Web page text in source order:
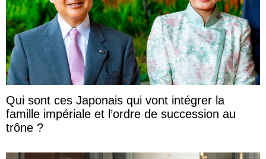
Qui sont ces Japonais qui vont intégrer la
famille impériale et l’ordre de succession au
trône ?